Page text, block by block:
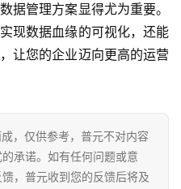
据管理方案显得尤为重要。
现数据血缘的可视化，还能
让您的企业迈向更高的运营
，仅供参考，普元不对内容
承诺。如有任何问题或意
，普元收到您的反馈后将及